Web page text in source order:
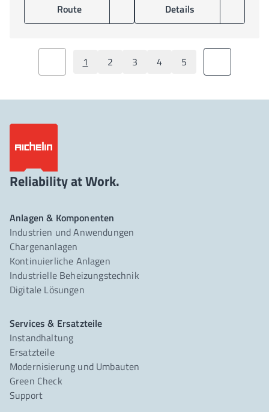
Route Details
1 2 3 4 5
Reliability at Work.
Anlagen & Komponenten
Industrien und Anwendungen
Chargenanlagen
Kontinuierliche Anlagen
Industrielle Beheizungstechnik
Digitale Lösungen
Services & Ersatzteile
Instandhaltung
Ersatzteile
Modernisierung und Umbauten
Green Check
Support